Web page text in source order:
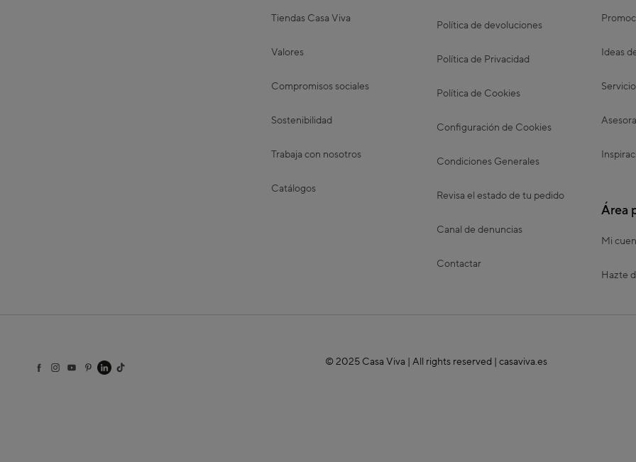
Tiendas Casa Viva
Valores
Compromisos sociales
Sostenibilidad
Trabaja con nosotros
Catálogos
Política de devoluciones
Política de Privacidad
Política de Cookies
Configuración de Cookies
Condiciones Generales
Revisa el estado de tu pedido
Canal de denuncias
Contactar
Ideas
Área
Mi
Hazte
© 2025 Casa Viva | All rights reserved | casaviva.es